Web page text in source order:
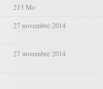
213 Mo
27 novembre 2014
27 novembre 2014